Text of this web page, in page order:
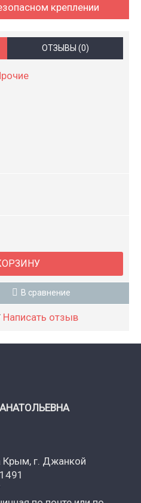
креплении
ОТЗЫВЫ (0)
В сравнение
Написать отзыв
Крым, г. Джанкой